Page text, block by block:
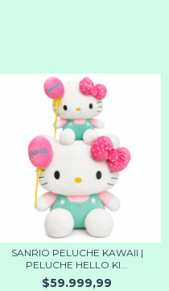
SANRIO PELUCHE KAWAII |
PELUCHE HELLO KI...
$59.999,99